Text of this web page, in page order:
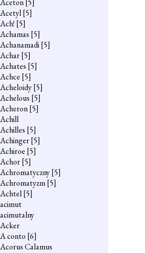
Aceton[5]
Acetyl[5]
Ach! [5]
Achamas [5]
Achanamadi[5]
Achar[5]
Achates [5]
Achce [5]
Acheloidy[5]
Achelous [5]
Acheron[5]
Achill
Achilles [5]
Achinger[5]
Achiroe [5]
Achor[5]
Achromatyczny[5]
Achromatyzm[5]
Achtel[5]
acimut
acimutalny
Acker
A conto [6]
Acorus Calamus